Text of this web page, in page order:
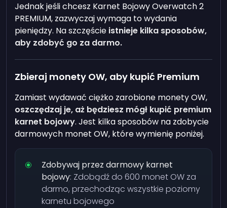
Jednak jeśli chcesz Karnet Bojowy Overwatch 2
PREMIUM, zazwyczaj wymaga to wydania
pieniędzy. Na szczęście istnieje kilka sposobów,
aby zdobyć go za darmo.
Zbieraj monety OW, aby kupić Premium
Zamiast wydawać ciężko zarobione monety OW,
oszczędzaj je, aż będziesz mógł kupić premium
karnet bojowy. Jest kilka sposobów na zdobycie
darmowych monet OW, które wymienię poniżej.
Zdobywaj przez darmowy karnet
bojowy: Zdobądź do 600 monet OW za
darmo, przechodząc wszystkie poziomy
karnetu bojowego